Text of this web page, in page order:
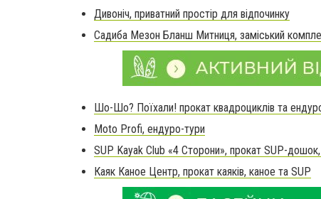
Дивоніч, приватний простір для відпочинку
Садиба Мезон Бланш Митниця, заміський
Шо-Шо? Поїхали! прокат квадроциклів та
Moto Profi, ендуро-тури
SUP Kayak Club «4 Сторони», прокат SUP-дошок,
Каяк Каное Центр, прокат каяків, каное та SUP